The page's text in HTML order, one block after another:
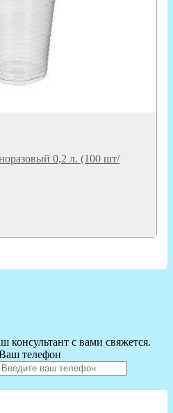
0,2 л. (100 шт/
с вами свяжется.
телефон